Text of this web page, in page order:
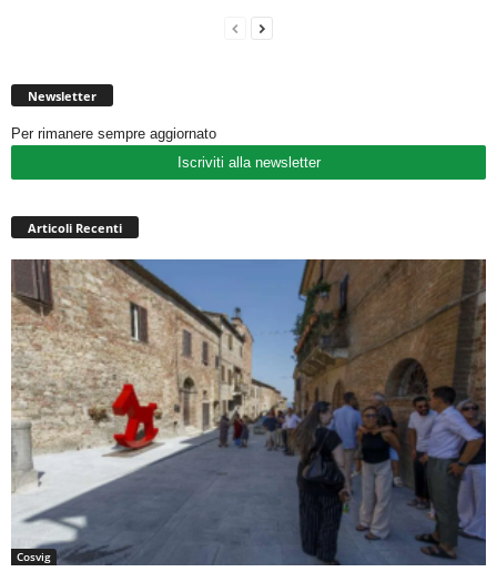
Newsletter
Per rimanere sempre aggiornato
Iscriviti alla newsletter
Articoli Recenti
Cosvig